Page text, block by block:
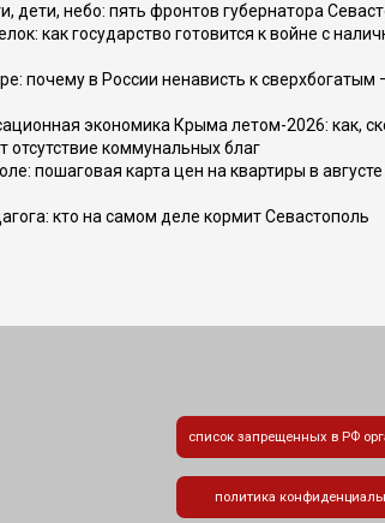
дети, небо: пять фронтов губернатора
как государство готовится к войне с
почему в России ненависть к сверхбогатым
экономика Крыма летом-2026: как,
отсутствие коммунальных благ
пошаговая карта цен на квартиры в августе
кто на самом деле кормит Севастополь
список запрещенных в РФ
политика